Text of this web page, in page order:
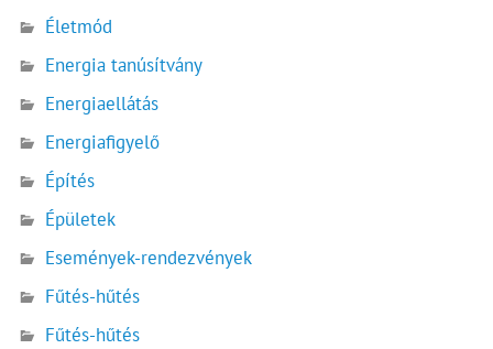
Életmód
Energia tanúsítvány
Energiaellátás
Energiafigyelő
Építés
Épületek
Események-rendezvények
Fűtés-hűtés
Fűtés-hűtés